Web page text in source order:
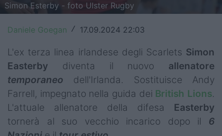
World Rugby
Rugby World Cup
Super Rugby
Rugby in TV
Mercato
Serie A Elite
Simon Esterby - foto Ulster Rugby
Daniele Goegan / 17.09.2024 22:03
L'ex terza linea irlandese degli Scarlets Simon
Easterby diventa il nuovo allenatore
temporaneo dell'Irlanda. Sostituisce Andy
Farrell, impegnato nella guida dei British Lions.
L'attuale allenatore della difesa Easterby
tornerà al suo vecchio incarico dopo il 6